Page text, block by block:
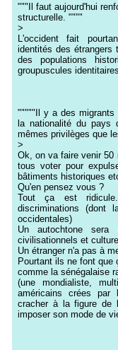
"""Il faut aujourd'hui
structurelle. """"
>
L'occident fait
identités des étrangers
des populations
groupuscules
"""""Il y a des migrants
la nationalité du pays
mêmes privilèges que
>
Ok, on va faire venir
tous voter pour
bâtiments historiques
Qu'en pensez vous ?
Tout ça est
discriminations (dont
occidentales)
Un autochtone
civilisationnels et
Un étranger n'a pas à
Pourtant ils ne font que
comme la sénégalaise
(une mondialiste,
américains crées
cracher à la figure de
imposer son mode de